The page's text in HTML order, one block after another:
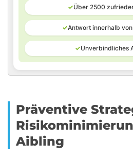
✓Über 2500
✓Antwort innerhalb
✓Unverbindliches
Präventive
Aibling